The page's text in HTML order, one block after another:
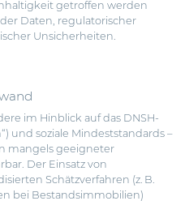
getroffen werden
Daten, regulatorischer
Unsicherheiten.
im Hinblick auf das DNSH-
und soziale Mindeststandards –
mangels geeigneter
Der Einsatz von
Schätzverfahren (z. B.
bei Bestandsimmobilien)